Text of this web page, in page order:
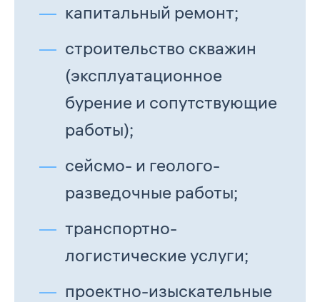
капитальный ремонт;
строительство скважин
(эксплуатационное
бурение и сопутствующие
работы);
сейсмо- и геолого-
разведочные работы;
транспортно-
логистические услуги;
проектно-изыскательные